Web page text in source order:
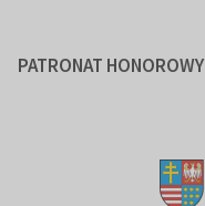
PATRONAT HONOROWY